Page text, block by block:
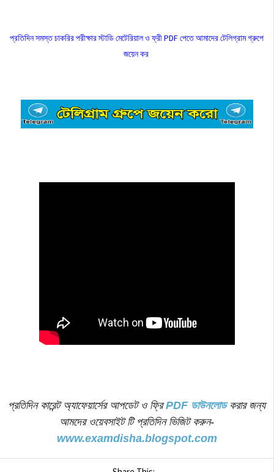
প্রতিদিন সমস্ত চাকরির পরীক্ষার স্টাডি মেটেরিয়াল ও ফ্রী PDF পেতে আমাদের টেলিগ্রাম গ্রুপে
জয়েন কর
প্রতিদিন কারেন্ট অ্যাফেয়ার্সের আপডেট ও ফ্রিPDF ডাউনলোডকরার জন্য
আমদের ওয়েবসাইট টি প্রতিদিন ভিজিট করুন-
www.examdisha.blogspot.com